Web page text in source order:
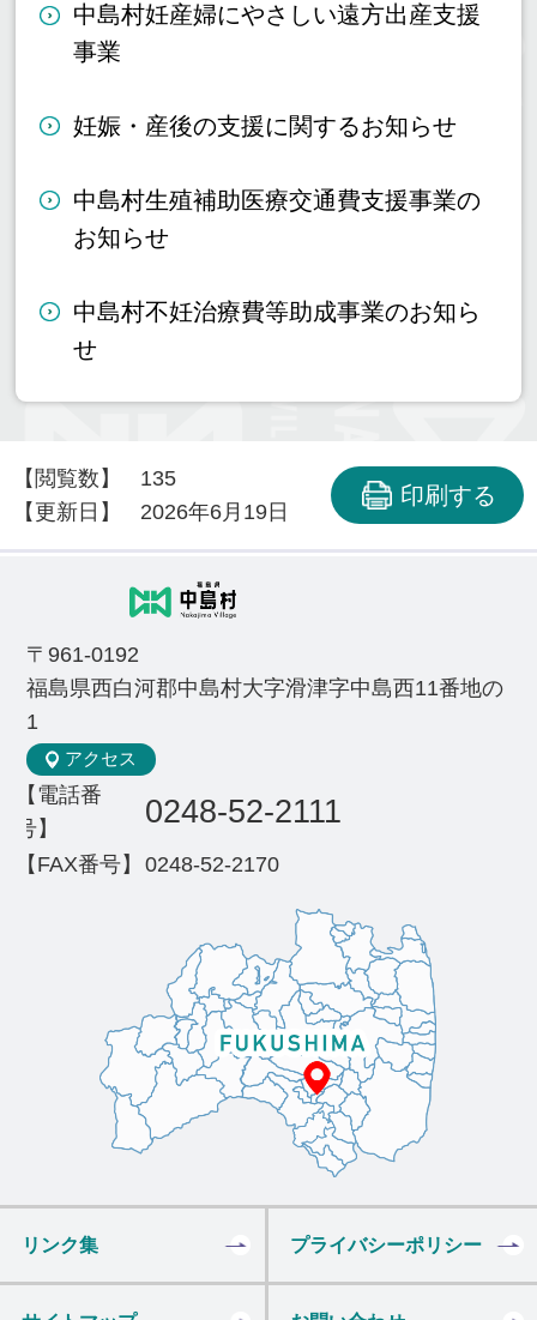
中島村妊産婦にやさしい遠方出産支援
事業
妊娠・産後の支援に関するお知らせ
中島村生殖補助医療交通費支援事業の
お知らせ
中島村不妊治療費等助成事業のお知ら
せ
【閲覧数】
135
【更新日】
2026年6月19日
印刷する
〒961-0192
福島県西白河郡中島村大字滑津字中島西11番地の
1
アクセス
【電話番
号】
0248-52-2111
【FAX番号】 0248-52-2170
リンク集 プライバシーポリシー